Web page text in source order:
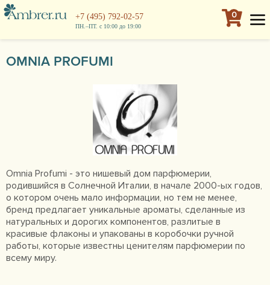
+7 (495) 792-02-57
ПН.–ПТ. с 10:00 до 19:00
0
OMNIA PROFUMI
Omnia Profumi - это нишевый дом парфюмерии,
родившийся в Солнечной Италии, в начале 2000-ых годов,
о котором очень мало информации, но тем не менее,
бренд предлагает уникальные ароматы, сделанные из
натуральных и дорогих компонентов, разлитые в
красивые флаконы и упакованы в коробочки ручной
работы, которые известны ценителям парфюмерии по
всему миру.